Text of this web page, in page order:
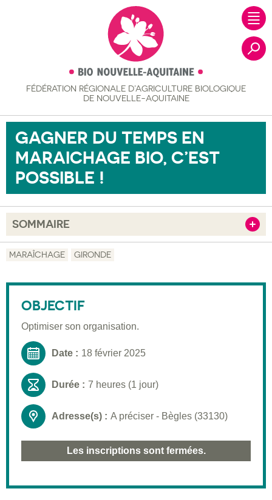
FÉDÉRATION RÉGIONALE D’AGRICULTURE BIOLOGIQUE
DE NOUVELLE-AQUITAINE
GAGNER DU TEMPS EN
MARAICHAGE BIO, C’EST
POSSIBLE !
SOMMAIRE
Objectif
Validation
Moyens pédagogiques
Informations pratiques
MARAÎCHAGE GIRONDE
OBJECTIF
Optimiser son organisation.
Date : 18 février 2025
Durée : 7 heures (1 jour)
Adresse(s) : A préciser - Bègles (33130)
Les inscriptions sont fermées.